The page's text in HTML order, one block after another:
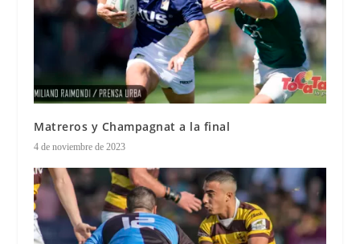
Matreros y Champagnat a la final
4 de noviembre de 2023